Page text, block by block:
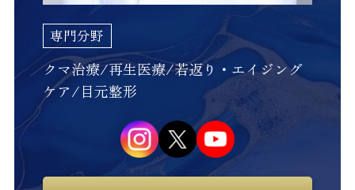
専門分野
クマ治療/再生医療/若返り・エイジング
ケア/目元整形